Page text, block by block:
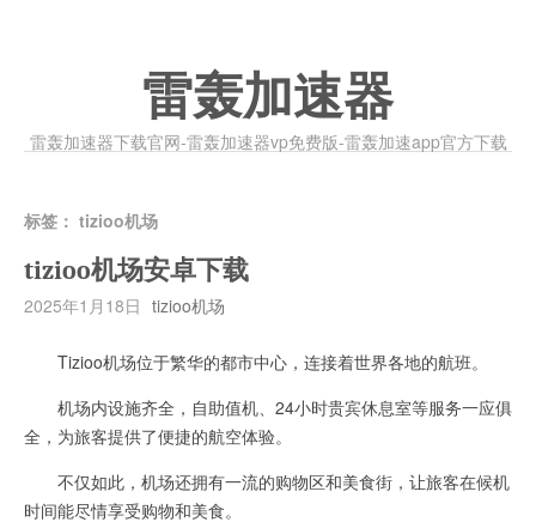
雷轰加速器
雷轰加速器下载官网-雷轰加速器vp免费版-雷轰加速app官方下载
标签： tizioo机场
tizioo机场安卓下载
2025年1月18日 tizioo机场
Tizioo机场位于繁华的都市中心，连接着世界各地的航班。
机场内设施齐全，自助值机、24小时贵宾休息室等服务一应俱
全，为旅客提供了便捷的航空体验。
不仅如此，机场还拥有一流的购物区和美食街，让旅客在候机
时间能尽情享受购物和美食。